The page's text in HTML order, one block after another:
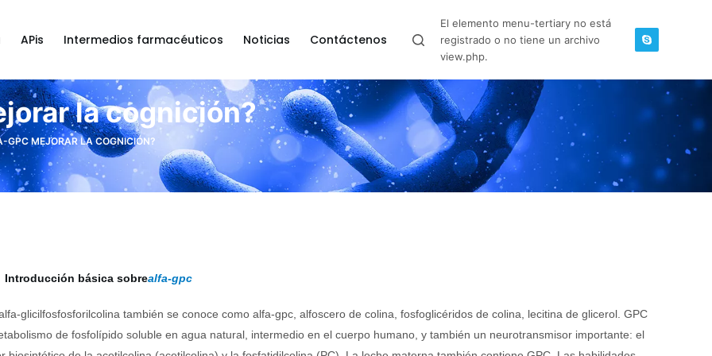
APis Intermedios farmacéuticos Noticias Contáctenos
El elemento menu-tertiary no está
registrado o no tiene un archivo
view.php.
la cognición?
GPC MEJORAR LA COGNICIÓN?
Introducción básica sobrealfa-gpc
glicilfosfosforilcolina también se conoce como alfa-gpc, alfoscero de colina, fosfoglicéridos de colina, lecitina de glicerol. GPC
de fosfolípido soluble en agua natural, intermedio en el cuerpo humano, y también un neurotransmisor importante: el